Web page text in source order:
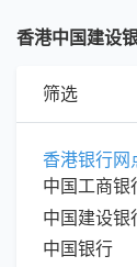
香港中国建设
筛选
香港银行网
中国工商银
中国建设银
中国银行